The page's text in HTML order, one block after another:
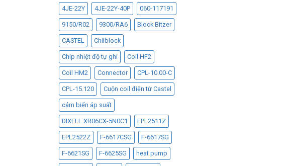
4JE-22Y 4JE-22Y-40P 060-117191
9150/R02 9300/RA6 Block Bitzer
CASTEL Chilblock
Chíp nhiệt độ tự ghi Coil HF2
Coil HM2 Connector CPL-10.00-C
CPL-15.120 Cuộn coil điện từ Castel
cảm biến áp suất
DIXELL XR06CX-5N0C1 EPL2511Z
EPL2522Z F-6617CSG F-6617SG
F-6621SG F-6625SG heat pump